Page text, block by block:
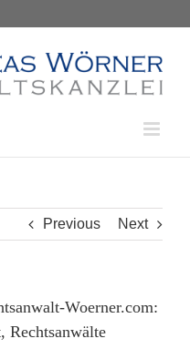
Previous Next
Woerner.com:
Rechtsanwälte